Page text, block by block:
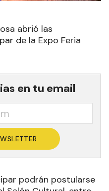
abrió las
de la Expo Feria
en tu email
podrán postularse